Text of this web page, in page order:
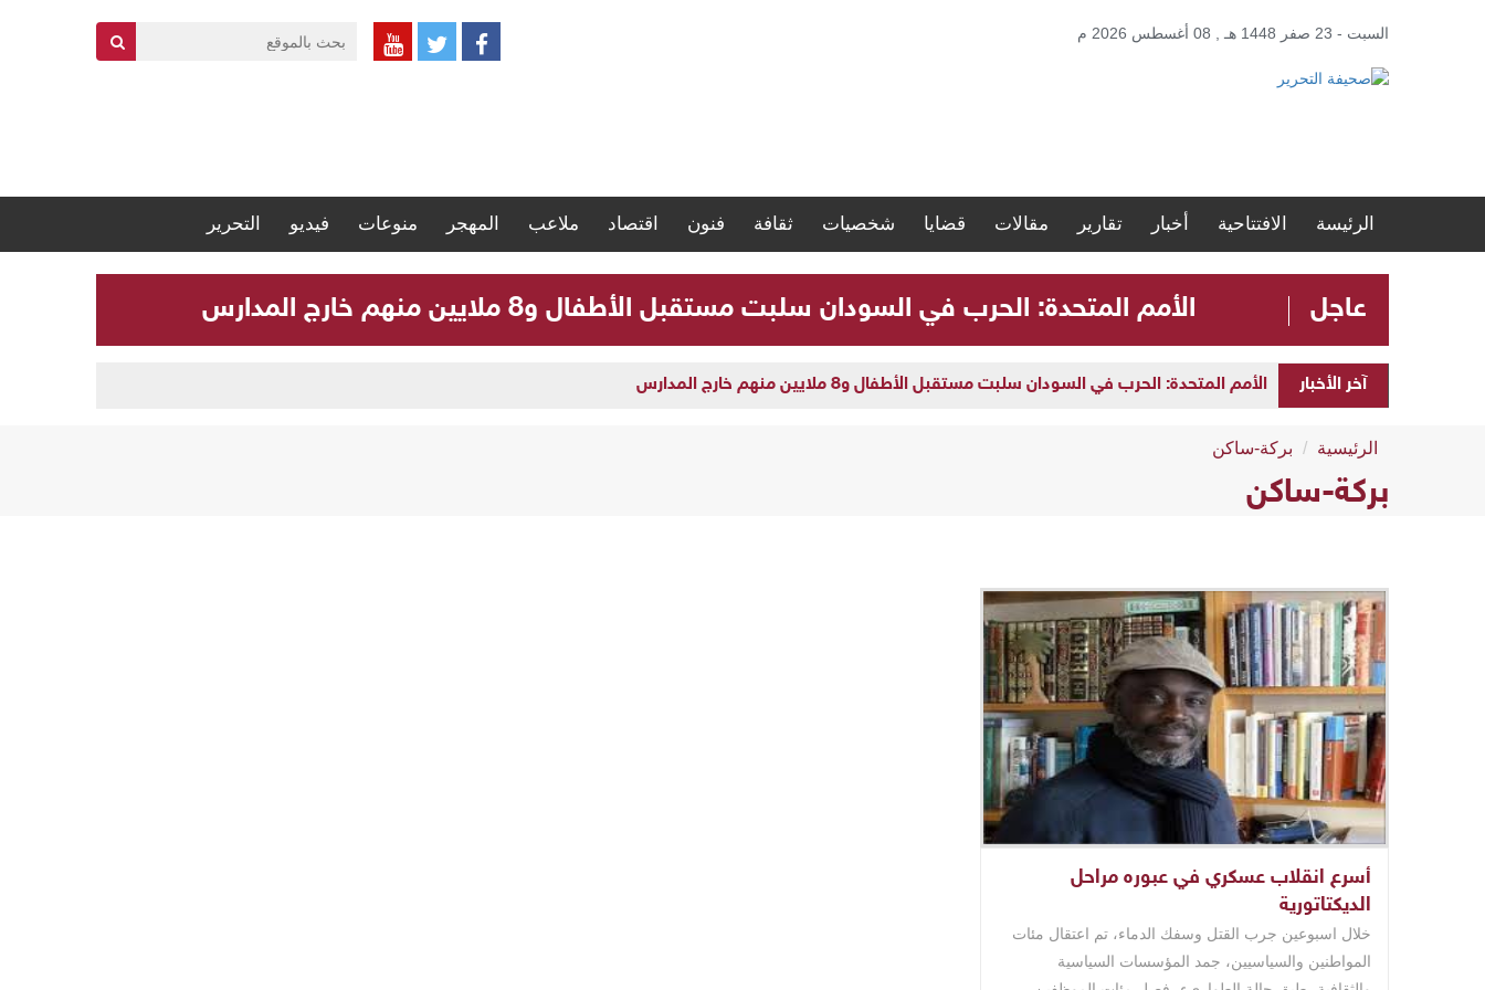
السبت - 23 صفر 1448 هـ , 08 أغسطس 2026 م
الرئيسة الافتتاحية أخبار تقارير مقالات قضايا شخصيات ثقافة فنون اقتصاد ملاعب المهجر منوعات فيديو التحرير
عاجل الأمم المتحدة: الحرب في السودان سلبت مستقبل الأطفال و8 ملايين منهم خارج المدارس
آخر الأخبار الأمم المتحدة: الحرب في السودان سلبت مستقبل الأطفال و8 ملايين منهم خارج المدارس
الرئيسية بركة-ساكن
بركة-ساكن
أسرع انقلاب عسكري في عبوره مراحل
الديكتاتورية
خلال اسبوعين جرب القتل وسفك الدماء، تم اعتقال مئات
المواطنين والسياسيين، جمد المؤسسات السياسية